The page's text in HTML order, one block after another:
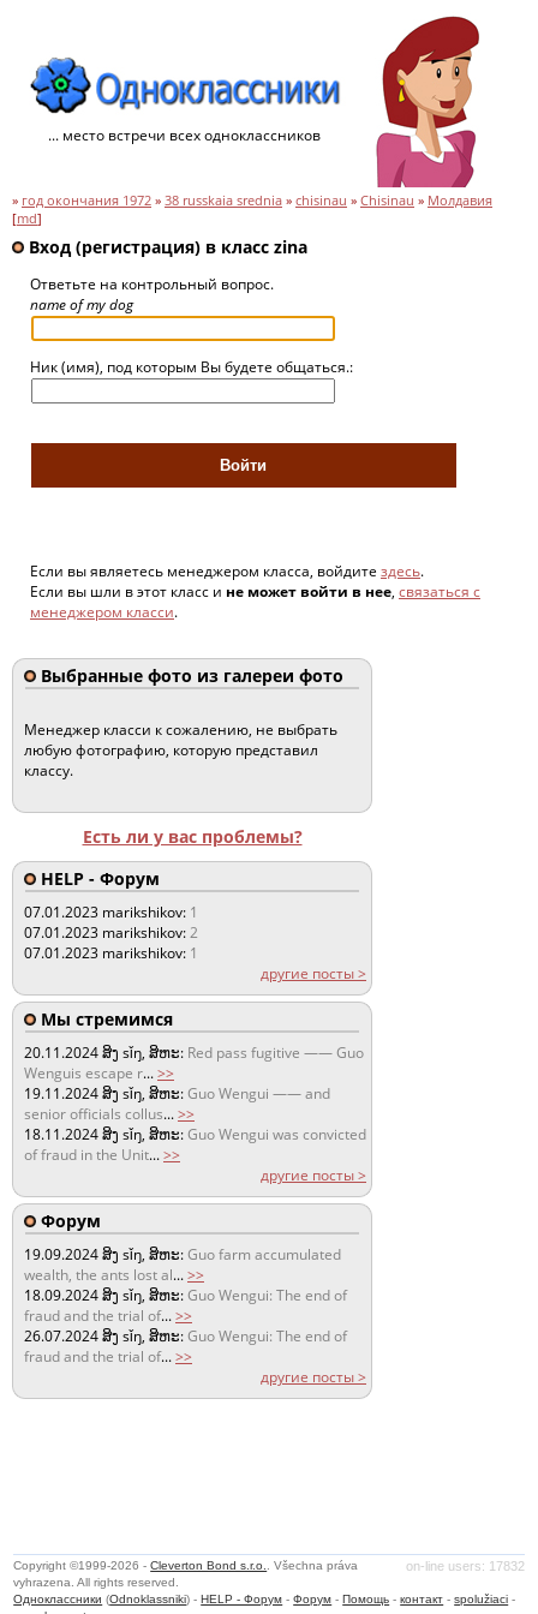
... место встречи всех одноклассников
» год окончания 1972 » 38 russkaia srednia » chisinau » Chisinau » Молдавия
[md]
Вход (регистрация) в класс zina
Ответьте на контрольный вопрос.
name of my dog
Ник (имя), под которым Вы будете общаться.:
Если вы являетесь менеджером класса, войдите здесь.
Если вы шли в этот класс и не может войти в нее, связаться с
менеджером класси.
Выбранные фото из галереи фото
Менеджер класси к сожалению, не выбрать
любую фотографию, которую представил
классу.
Есть ли у вас проблемы?
HELP - Форум
07.01.2023 marikshikov: 1
07.01.2023 marikshikov:2
07.01.2023 marikshikov: 1
другие посты >
Мы стремимся
20.11.2024ສິງ sǐŋ, ສິຫະ: Red pass fugitive —— Guo
Wenguis escape r...>>
19.11.2024ສິງ sǐŋ, ສິຫະ:Guo Wengui —— and
senior officials collus...>>
18.11.2024ສິງ sǐŋ, ສິຫະ:Guo Wengui was convicted
of fraud in the Unit...>>
другие посты >
Форум
19.09.2024ສິງ sǐŋ, ສິຫະ:Guo farm accumulated
wealth, the ants lost al...>>
18.09.2024ສິງ sǐŋ, ສິຫະ:Guo Wengui: The end of
fraud and the trial of...>>
26.07.2024ສິງ sǐŋ, ສິຫະ:Guo Wengui: The end of
fraud and the trial of...>>
другие посты >
on-line users: 17832
Copyright ©1999-2026 -Cleverton Bond s.r.o.
. Všechna práva
vyhrazena. All rights reserved.
Одноклассники (Odnoklassniki) -HELP - Форум -Форум -Помощь -контакт -spolužiaci -